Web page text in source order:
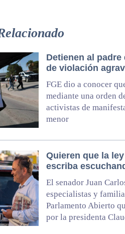
Detienen al
de violación
FGE dio a conocer
mediante una orden
activistas de
menor
Quieren que la
escriba
El senador Juan
especialistas y
Parlamento Abierto
por la presidenta